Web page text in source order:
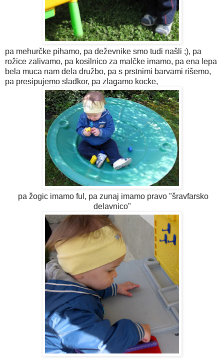
pa mehurčke pihamo, pa deževnike smo tudi našli ;), pa
rožice zalivamo, pa kosilnico za malčke imamo, pa ena lepa
bela muca nam dela družbo, pa s prstnimi barvami rišemo,
pa presipujemo sladkor, pa zlagamo kocke,
pa žogic imamo ful, pa zunaj imamo pravo "šravfarsko
delavnico"